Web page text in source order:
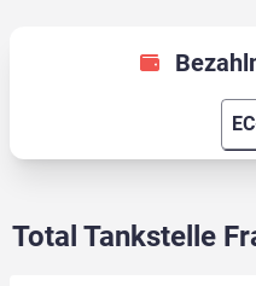
Total Tankstelle